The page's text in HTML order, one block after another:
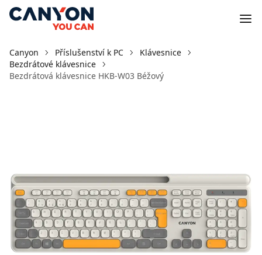
Canyon Příslušenství k PC
Klávesnice
Bezdrátové klávesnice
Bezdrátová klávesnice HKB-W03 Béžový